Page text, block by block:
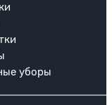
уборы